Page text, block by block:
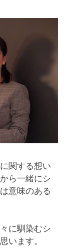
関する想い
ら一緒にシ
意味のある
に馴染むシ
います。